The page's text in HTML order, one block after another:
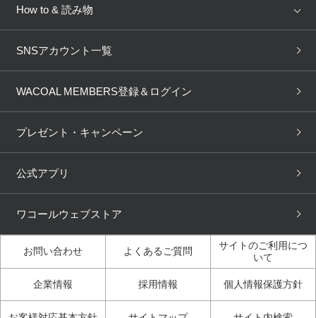
OUR WACOAL
WACOAL Remamma Mens Innerwear
Licensed Brands
ブラ無料診断
3Dボディスキャン
新着情報
商品回収
ニュース＆トピックス
How to & 読み物
下着の基礎知識
ブラパン ワコールスタイル
大人の工場見学inベトナム
人間科学研究開発センター見
学
ガイド（マンガ）
3Dボディスキャン体験（マ
SNSアカウント一覧
WACOAL MEMBERS登録＆ログイン
プレゼント・キャンペーン
公式アプリ
ワコールウェブストア
お問い合わせ よくあるご質問
サイトのご利用につ
いて
企業情報 採用情報 個人情報保護方針